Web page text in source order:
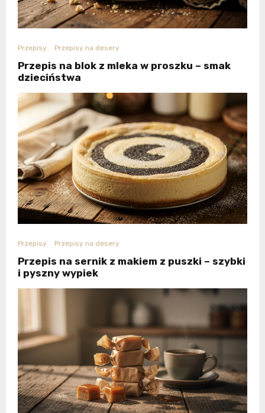
Przepisy Przepisy na desery
Przepis na blok z mleka w proszku – smak
dzieciństwa
Przepisy Przepisy na desery
Przepis na sernik z makiem z puszki – szybki
i pyszny wypiek